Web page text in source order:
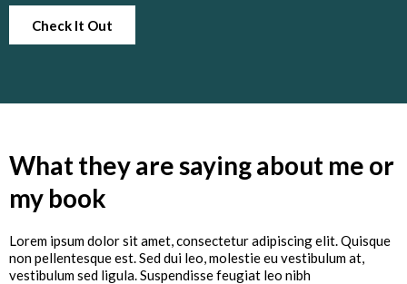
Check It Out
What they are saying about me or
my book
Lorem ipsum dolor sit amet, consectetur adipiscing elit. Quisque
non pellentesque est. Sed dui leo, molestie eu vestibulum at,
vestibulum sed ligula. Suspendisse feugiat leo nibh